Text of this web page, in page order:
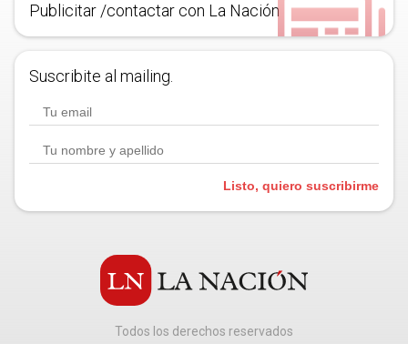
Publicitar /contactar con La Nación
Suscribite al mailing.
Listo, quiero suscribirme
Todos los derechos reservados